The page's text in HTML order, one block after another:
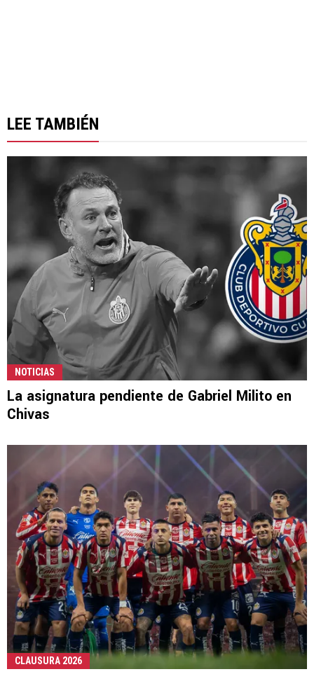
LEE TAMBIÉN
NOTICIAS
La asignatura pendiente de Gabriel Milito en
Chivas
CLAUSURA 2026